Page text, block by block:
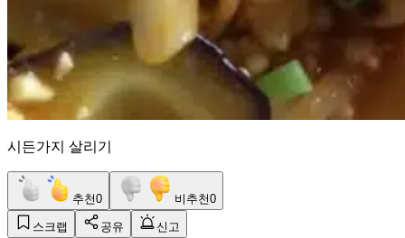
시든가지 살리기
추천0 비추천0
스크랩 공유
신고